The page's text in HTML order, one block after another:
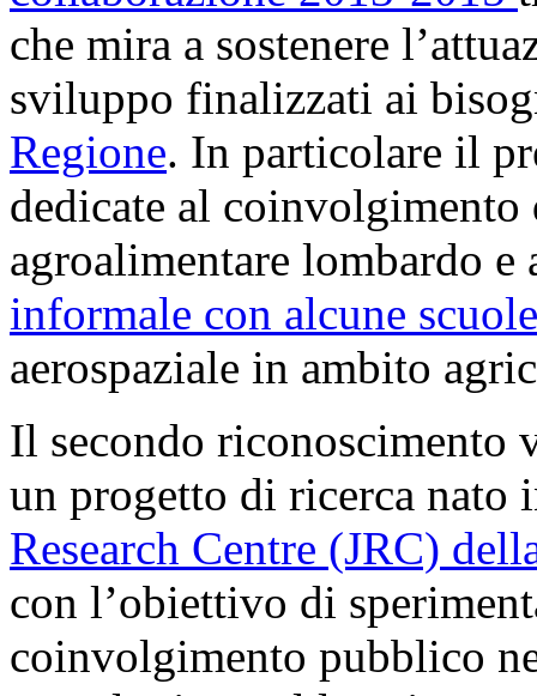
che mira a sostenere
sviluppo finalizzati ai
Regione. In particolare il
dedicate al coinvolgimento
agroalimentare lombardo
informale con alcune
aerospaziale in ambito
Il secondo riconoscimento
un progetto di ricerca
Research Centre (JRC)
con l’obiettivo di
coinvolgimento pubblico